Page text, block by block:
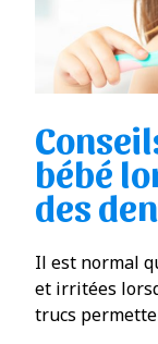
bébé
des
Il est normal
et irritées
trucs